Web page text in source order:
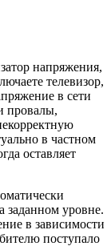
напряжения,
телевизор,
в сети
провалы,
в частном
оставляет
заданном уровне.
в зависимости
поступало